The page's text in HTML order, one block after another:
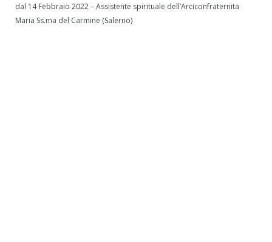
dal 14 Febbraio 2022 – Assistente spirituale dell’Arciconfraternita
Maria Ss.ma del Carmine (Salerno)